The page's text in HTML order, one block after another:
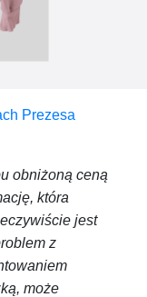
Prezesa
obniżoną ceną
która
jest
z
może